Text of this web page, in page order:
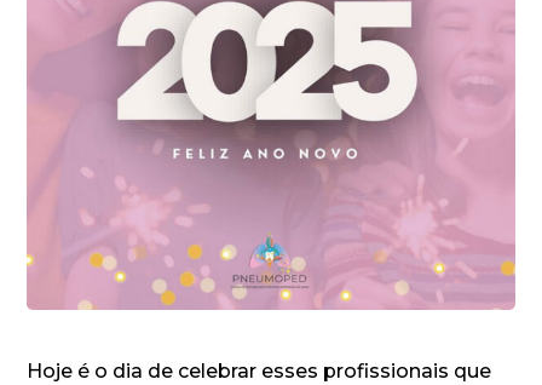
Hoje é o dia de celebrar esses profissionais que